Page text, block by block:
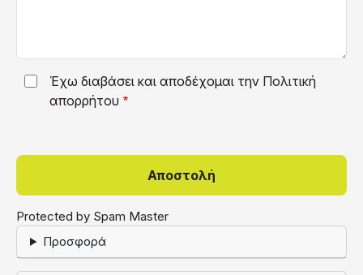
Έχω διαβάσει και αποδέχομαι την Πολιτική
απορρήτου
Protected by Spam Master
Προσφορά